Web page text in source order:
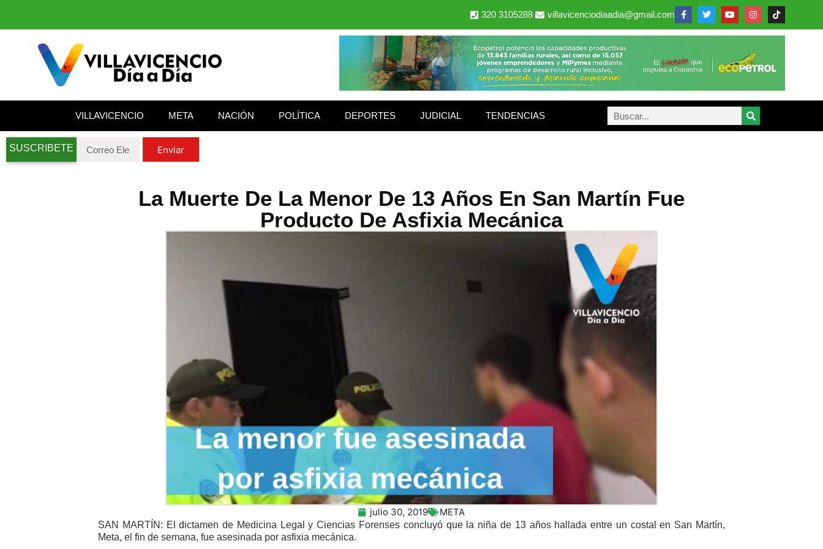
320 3105288 villavicenciodiaadia@gmail.com
VILLAVICENCIO META NACIÓN POLÍTICA DEPORTES JUDICIAL TENDENCIAS
SUSCRIBETE Enviar
La Muerte De La Menor De 13 Años En San Martín Fue
Producto De Asfixia Mecánica
julio 30, 2019 META
SAN MARTÍN: El dictamen de Medicina Legal y Ciencias Forenses concluyó que la niña de 13 años hallada entre un costal en San Martín,
Meta, el fin de semana, fue asesinada por asfixia mecánica.